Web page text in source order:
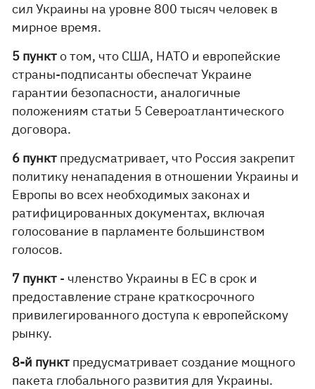
сил Украины на уровне 800 тысяч человек в
мирное время.
5 пункто том, что США, НАТО и европейские
страны-подписанты обеспечат Украине
гарантии безопасности, аналогичные
положениям статьи 5 Североатлантического
договора.
6 пункт предусматривает, что Россия закрепит
политику ненападения в отношении Украины и
Европы во всех необходимых законах и
ратифицированных документах, включая
голосование в парламенте большинством
голосов.
7 пункт - членство Украины в ЕС в срок и
предоставление стране краткосрочного
привилегированного доступа к европейскому
рынку.
8-й пункт предусматривает создание мощного
пакета глобального развития для Украины.